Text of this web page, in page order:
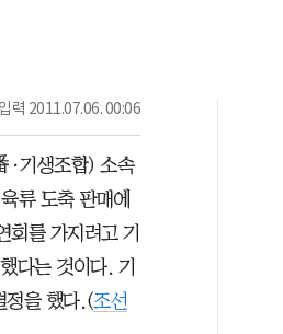
입력 2011.07.06. 00:06
기생조합) 소속
류 도축 판매에
를 가지려고 기
다는 것이다. 기
정을 했다.(조선